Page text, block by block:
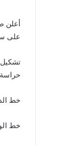
أعلن
على ستاد
تشكيل
خط
خط